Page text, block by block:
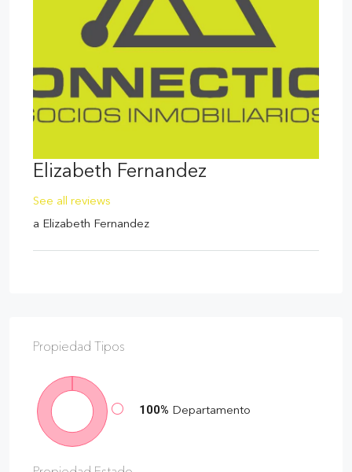
Elizabeth Fernandez
See all reviews
a Elizabeth Fernandez
Propiedad Tipos
100% Departamento